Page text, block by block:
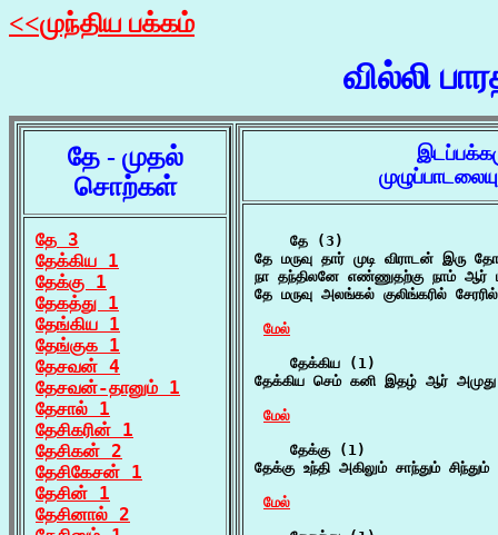
<<முந்திய பக்கம்
வில்லி
தே - முதல்
சொற்கள்
தே 3
தேக்கிய 1
தேக்கு 1
தேகத்து 1
தேங்கிய 1
தேங்குக 1
தேசவன் 4
தேசவன்-தானும் 1
தேசால் 1
தேசிகரின் 1
தேசிகன் 2
தேசிகேசன் 1
தேசின் 1
தேசினால் 2
    தே (3)
தே மருவு தார் முடி விராடன் இரு
நா தந்திலனே எண்ணுதற்கு நாம் ஆர்
தே மருவு அலங்கல் குலிங்கரில்
மேல்
    தேக்கிய (1)
தேக்கிய செம் கனி இதழ் ஆர் அமுது
மேல்
    தேக்கு (1)
தேக்கு உந்தி அகிலும் சாந்தும்
மேல்